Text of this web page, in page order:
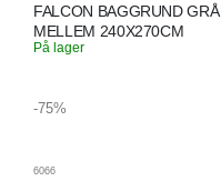
FALCON BAGGRUND GRÅ
MELLEM 240X270CM
På lager
-75%
6066